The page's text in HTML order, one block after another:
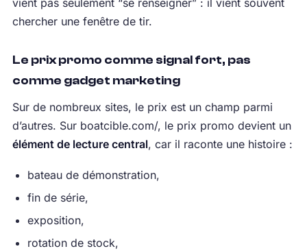
vient pas seulement “se renseigner” : il vient souvent
chercher une fenêtre de tir.
Le prix promo comme signal fort, pas
comme gadget marketing
Sur de nombreux sites, le prix est un champ parmi
d’autres. Sur boatcible.com/, le prix promo devient un
élément de lecture central, car il raconte une histoire :
bateau de démonstration,
fin de série,
exposition,
rotation de stock,